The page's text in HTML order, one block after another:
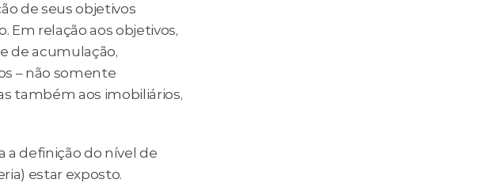
de seus objetivos
Em relação aos objetivos,
de acumulação,
– não somente
também aos imobiliários,
a definição do nível de
estar exposto.